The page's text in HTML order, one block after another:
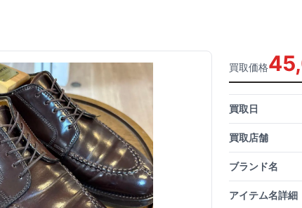
買取価格
買取日
買取店舗
ブランド名
アイテム名詳細